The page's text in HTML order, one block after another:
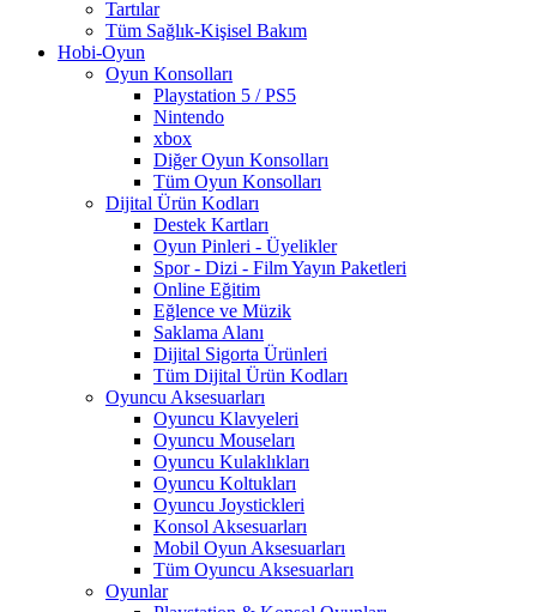
Tartılar
Tüm Sağlık-Kişisel Bakım
Hobi-Oyun
Oyun Konsolları
Playstation 5 / PS5
Nintendo
xbox
Diğer Oyun Konsolları
Tüm Oyun Konsolları
Dijital Ürün Kodları
Destek Kartları
Oyun Pinleri - Üyelikler
Spor - Dizi - Film Yayın Paketleri
Online Eğitim
Eğlence ve Müzik
Saklama Alanı
Dijital Sigorta Ürünleri
Tüm Dijital Ürün Kodları
Oyuncu Aksesuarları
Oyuncu Klavyeleri
Oyuncu Mouseları
Oyuncu Kulaklıkları
Oyuncu Koltukları
Oyuncu Joystickleri
Konsol Aksesuarları
Mobil Oyun Aksesuarları
Tüm Oyuncu Aksesuarları
Oyunlar